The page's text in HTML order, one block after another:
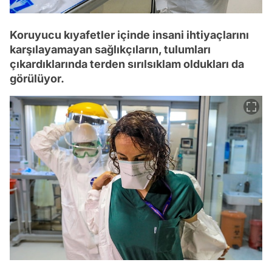
Koruyucu kıyafetler içinde insani ihtiyaçlarını
karşılayamayan sağlıkçıların, tulumları
çıkardıklarında terden sırılsıklam oldukları da
görülüyor.